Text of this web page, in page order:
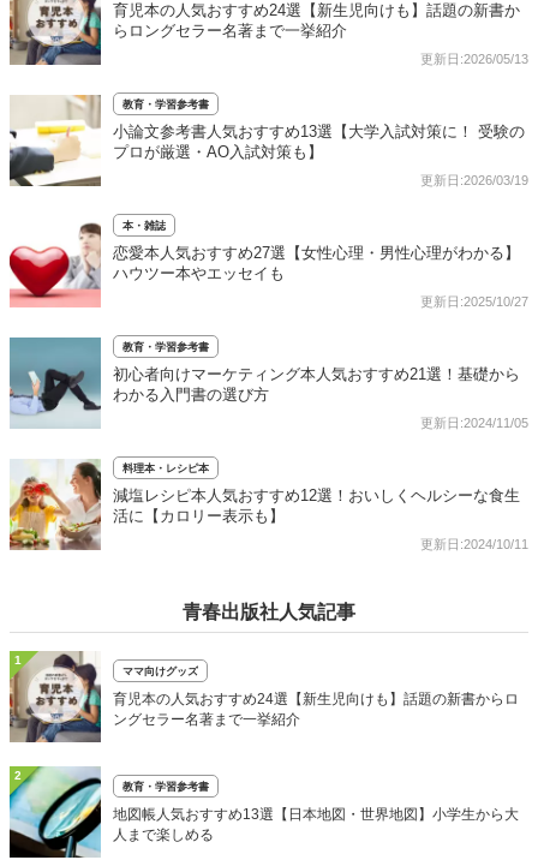
育児本の人気おすすめ24選【新生児向けも】話題の新書か
らロングセラー名著まで一挙紹介
更新日:2026/05/13
教育・学習参考書
小論文参考書人気おすすめ13選【大学入試対策に！ 受験の
プロが厳選・AO入試対策も】
更新日:2026/03/19
本・雑誌
恋愛本人気おすすめ27選【女性心理・男性心理がわかる】
ハウツー本やエッセイも
更新日:2025/10/27
教育・学習参考書
初心者向けマーケティング本人気おすすめ21選！基礎から
わかる入門書の選び方
更新日:2024/11/05
料理本・レシピ本
減塩レシピ本人気おすすめ12選！おいしくヘルシーな食生
活に【カロリー表示も】
更新日:2024/10/11
青春出版社人気記事
1
ママ向けグッズ
育児本の人気おすすめ24選【新生児向けも】話題の新書からロ
ングセラー名著まで一挙紹介
2
教育・学習参考書
地図帳人気おすすめ13選【日本地図・世界地図】小学生から大
人まで楽しめる